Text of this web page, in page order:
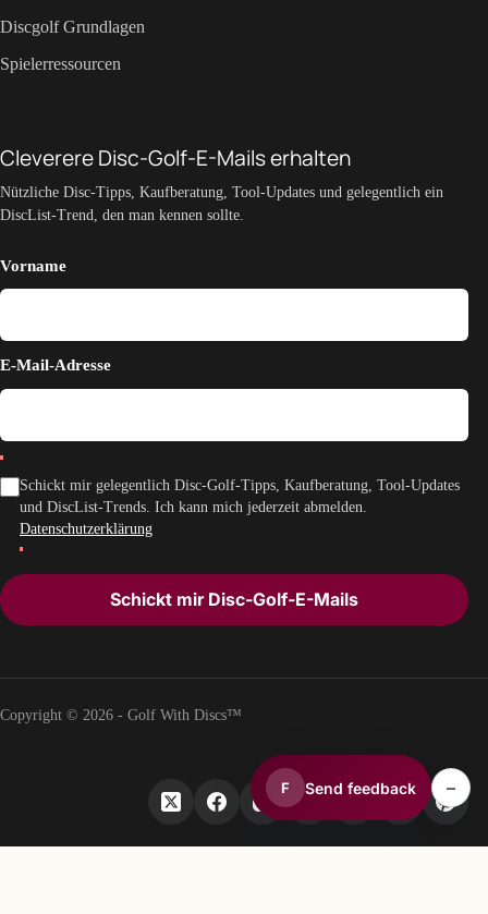
Discgolf Grundlagen
Spielerressourcen
Cleverere Disc-Golf-E-Mails erhalten
Nützliche Disc-Tipps, Kaufberatung, Tool-Updates und gelegentlich ein
DiscList-Trend, den man kennen sollte.
Vorname
E-Mail-Adresse
Schickt mir gelegentlich Disc-Golf-Tipps, Kaufberatung, Tool-Updates
und DiscList-Trends. Ich kann mich jederzeit abmelden.
Datenschutzerklärung
Schickt mir Disc-Golf-E-Mails
Copyright © 2026 - Golf With Discs™
F Send feedback –